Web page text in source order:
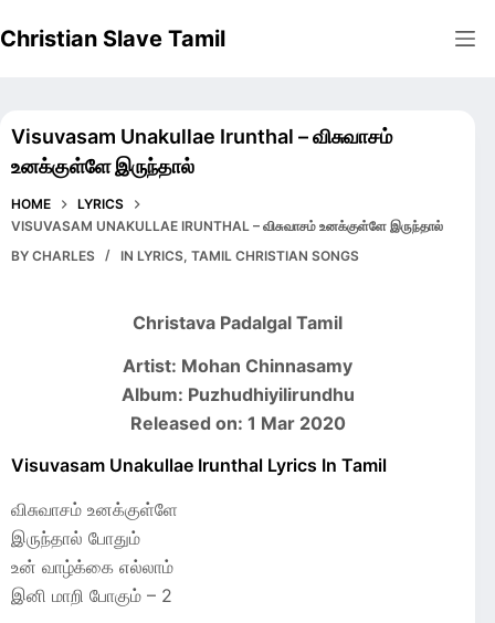
to
Christian Slave Tamil
Visuvasam Unakullae Irunthal – விசுவாசம்
உனக்குள்ளே இருந்தால்
HOME
LYRICS
VISUVASAM UNAKULLAE IRUNTHAL – விசுவாசம் உனக்குள்ளே இருந்தால்
BY CHARLES IN LYRICS,TAMIL CHRISTIAN SONGS
Christava Padalgal Tamil
Artist: Mohan Chinnasamy
Album: Puzhudhiyilirundhu
Released on: 1 Mar 2020
Visuvasam Unakullae Irunthal Lyrics In Tamil
விசுவாசம் உனக்குள்ளே
இருந்தால் போதும்
உன் வாழ்க்கை எல்லாம்
இனி மாறி போகும் – 2